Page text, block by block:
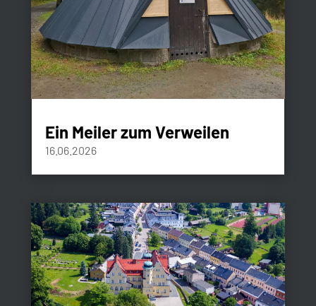
Ein Meiler zum Verweilen
16.06.2026